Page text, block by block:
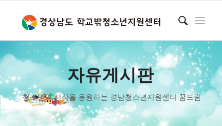
자유게시판
청소년의 시작을 응원하는 경남청소년지원센터 꿈드림